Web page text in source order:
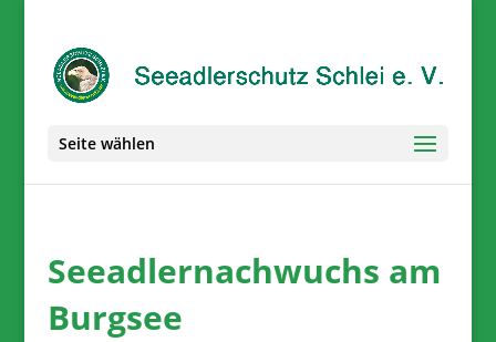
Seite wählen
Seeadlernachwuchs am
Burgsee